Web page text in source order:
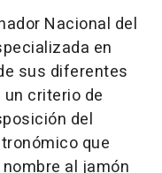
Nacional del
en
sus diferentes
criterio de
del
que
al jamón